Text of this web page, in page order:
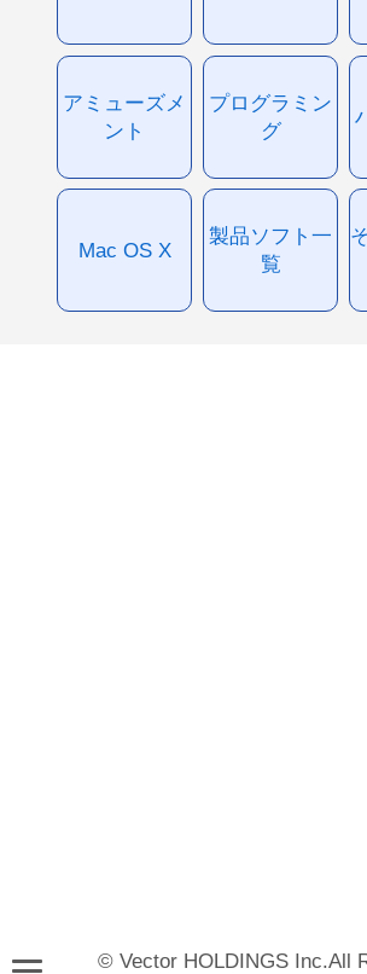
アミューズメ
ント
プログラミン
グ
Mac OS X
製品ソフト一
覧
© Vector HOLDINGS Inc.All